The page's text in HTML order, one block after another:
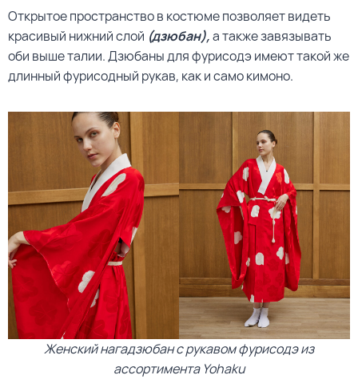
Открытое пространство в костюме позволяет видеть
красивый нижний слой (дзюбан),а также завязывать
оби выше талии. Дзюбаны для фурисодэ имеют такой же
длинный фурисодный рукав, как и само кимоно.
Женский нагадзюбан с рукавом фурисодэ из
ассортимента Yohaku